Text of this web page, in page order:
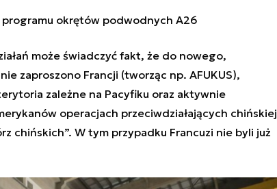
okrętów podwodnych A26
może świadczyć fakt, że do nowego,
zaproszono Francji (tworząc np. AFUKUS),
zależne na Pacyfiku oraz aktywnie
operacjach przeciwdziałających chińskiej
chińskich”. W tym przypadku Francuzi nie byli już